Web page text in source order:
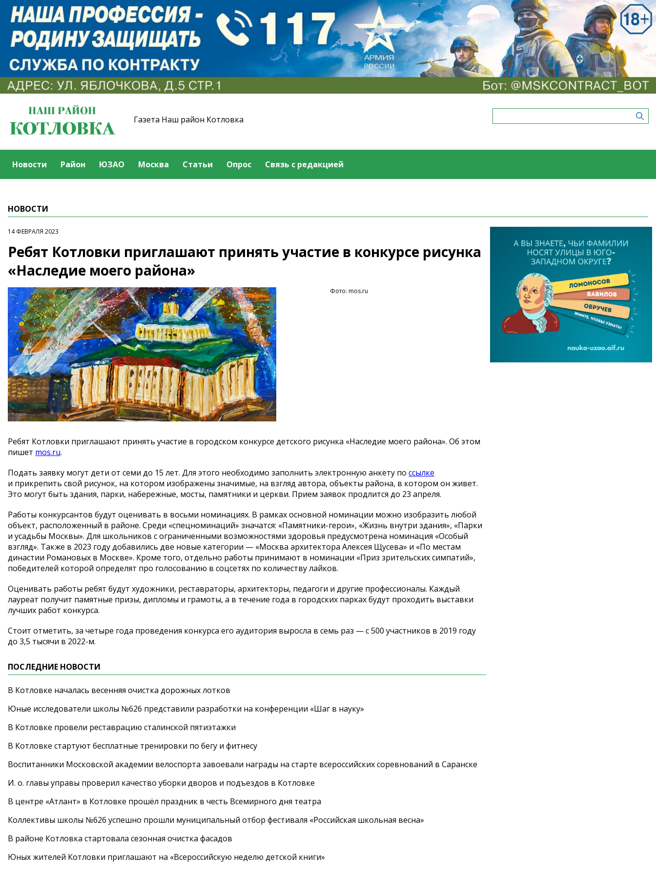
Газета Наш район Котловка
Новости Район ЮЗАО Москва Статьи Опрос Связь с редакцией
НОВОСТИ
14 ФЕВРАЛЯ 2023
Ребят Котловки приглашают принять участие в конкурсе рисунка
«Наследие моего района»
Фото: mos.ru
Ребят Котловки приглашают принять участие в городском конкурсе детского рисунка «Наследие моего района». Об этом
пишет mos.ru.
Подать заявку могут дети от семи до 15 лет. Для этого необходимо заполнить электронную анкету по ссылке
и прикрепить свой рисунок, на котором изображены значимые, на взгляд автора, объекты района, в котором он живет.
Это могут быть здания, парки, набережные, мосты, памятники и церкви. Прием заявок продлится до 23 апреля.
Работы конкурсантов будут оценивать в восьми номинациях. В рамках основной номинации можно изобразить любой
объект, расположенный в районе. Среди «спецноминаций» значатся: «Памятники-герои», «Жизнь внутри здания», «Парки
и усадьбы Москвы». Для школьников сограниченными возможностями здоровья предусмотрена номинация «Особый
взгляд». Также в 2023 году добавились две новые категории — «Москва архитектора Алексея Щусева» и «По местам
династии Романовых в Москве». Кроме того, отдельно работы принимают в номинации «Приз зрительских симпатий»,
победителей которой определят про голосованию в соцсетях по количеству лайков.
Оценивать работы ребят будут художники, реставраторы, архитекторы, педагоги и другие профессионалы. Каждый
лауреат получит памятные призы, дипломы и грамоты, а в течение года в городских парках будут проходить выставки
лучших работ конкурса.
Стоит отметить, за четыре года проведения конкурса его аудитория выросла в семь раз —с500 участников в 2019 году
до 3,5 тысячи в 2022-м.
ПОСЛЕДНИЕ НОВОСТИ
В Котловке началась весенняя очистка дорожных лотков
Юные исследователи школы №626 представили разработки на конференции «Шаг в науку»
В Котловке провели реставрацию сталинской пятиэтажки
В Котловке стартуют бесплатные тренировки по бегу и фитнесу
Воспитанники Московской академии велоспорта завоевали награды на старте всероссийских соревнований в Саранске
И. о. главы управы проверил качество уборки дворов и подъездов в Котловке
В центре «Атлант» в Котловке прошёл праздник в честь Всемирного дня театра
Коллективы школы №626 успешно прошли муниципальный отбор фестиваля «Российская школьная весна»
В районе Котловка стартовала сезонная очистка фасадов
Юных жителей Котловки приглашают на «Всероссийскую неделю детской книги»